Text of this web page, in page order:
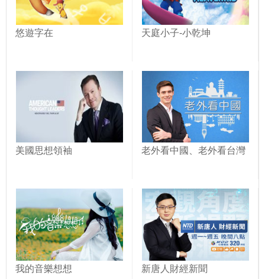
悠遊字在 天庭小子-小乾坤
美國思想領袖 老外看中國、老外看台灣
我的音樂想想 新唐人財經新聞